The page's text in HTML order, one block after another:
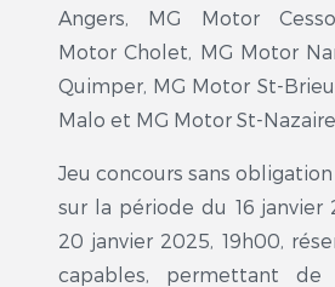
Angers, MG Motor
Motor Cholet, MG Motor
Quimper, MG Motor St-
Malo et MG Motor St-
Jeu concours sans
sur la période du 16 janvier
20 janvier 2025, 19h00,
capables, permettant de